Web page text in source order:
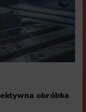
obróbka